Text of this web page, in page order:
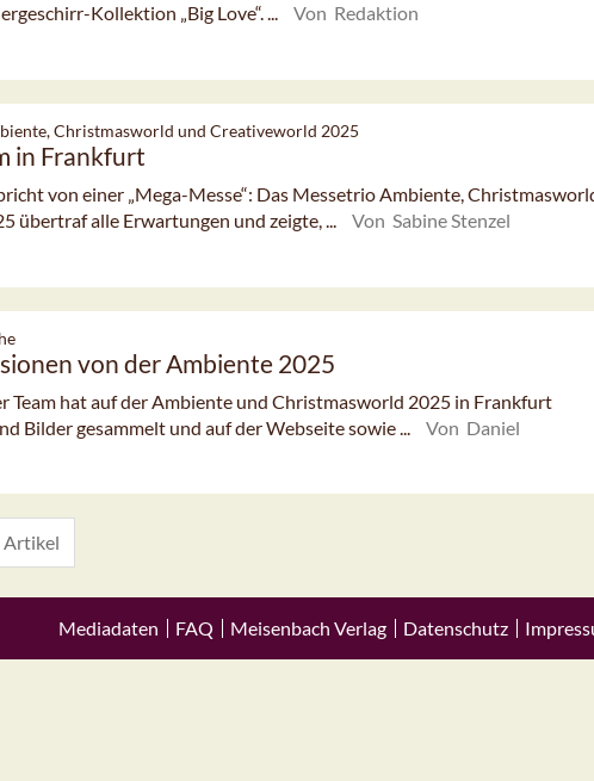
Kollektion „Big Love“. ...
Von Redaktion
Christmasworld und Creativeworld 2025
in Frankfurt
von einer „Mega-Messe“: Das Messetrio Ambiente,
übertraf alle Erwartungen und zeigte, ...
Von Sabine Stenzel
von der Ambiente 2025
Team hat auf der Ambiente und Christmasworld 2025 in Frankfurt
Bilder gesammelt und auf der Webseite sowie ...
Von Daniel
Artikel
Mediadaten FAQ Meisenbach Verlag Datenschutz